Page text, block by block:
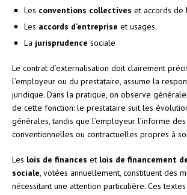
Les conventions collectives et accords de
Les accords d’entreprise et usages
La jurisprudence sociale
Le contrat d’externalisation doit clairement
l’employeur ou du prestataire, assume la
juridique. Dans la pratique, on observe
de cette fonction: le prestataire suit les
générales, tandis que l’employeur l’informe
conventionnelles ou contractuelles propres à
Les lois de finances et lois de financement
sociale, votées annuellement, constituent des
nécessitant une attention particulière. Ces